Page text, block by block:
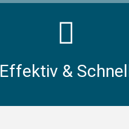
Effektiv &